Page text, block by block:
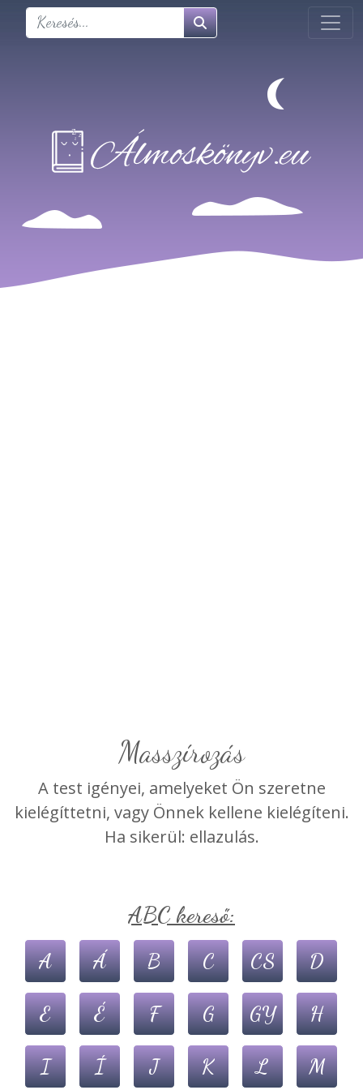
Masszírozás
A test igényei, amelyeket Ön szeretne
kielégíttetni, vagy Önnek kellene kielégíteni.
Ha sikerül: ellazulás.
ABC kereső:
A Á B C CS D
E É F G GY H
I Í J K L M